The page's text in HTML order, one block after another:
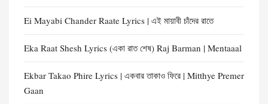
Ei Mayabi Chander Raate Lyrics | এই মায়াবী চাঁদের রাতে
Eka Raat Shesh Lyrics (একা রাত শেষ) Raj Barman | Mentaaal
Ekbar Takao Phire Lyrics | একবার তাকাও ফিরে | Mitthye Premer
Gaan